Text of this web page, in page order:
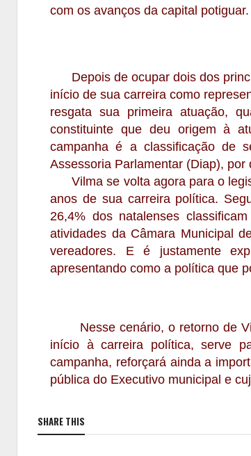
com os avanços da capital potiguar.
Depois de ocupar dois dos
início de sua carreira como
resgata sua primeira atuação,
constituinte que deu origem à
campanha é a classificação de
Assessoria Parlamentar (Diap),
Vilma se volta agora para o
anos de sua carreira política.
26,4% dos natalenses
atividades da Câmara Municipal
vereadores. E é justamente
apresentando como a política que
Nesse cenário, o retorno de
início à carreira política, serve
campanha, reforçará ainda a
pública do Executivo municipal e
SHARE THIS